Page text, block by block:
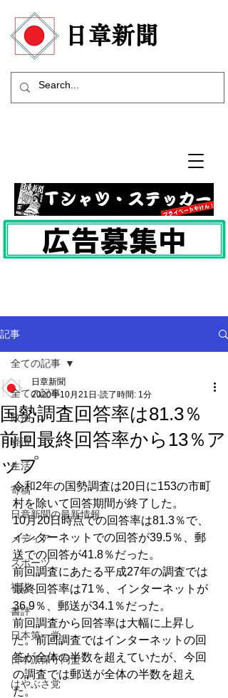
​日章新聞
記事
全ての記事
政治
経済
生活
寄稿
日章新聞の最新情報
メディア
スポーツ
社説
書評
日本第一党
日本派保守同盟
はやぶさ党
全ての記事
国勢調査回答率は81.3％
前回最終回答率から13％ア
ップ
日章新聞
2020年10月21日 読了時間: 1分
令和2年の国勢調査は20日に153の市町
村を除いて回答期間が終了した。
10月20日時点での回答率は81.3％で、
インターネットでの回答が39.5％、郵
送での回答が41.8％だった。
前回調査にあたる平成27年の調査では
最終回答率は71％、インターネットが
36.9％、郵送が34.1％だった。
前回調査から回答率は大幅に上昇し
た。前回調査ではインターネットの回
答が全体の半数を超えていたが、今回
の調査では郵送が全体の半数を超え
た。